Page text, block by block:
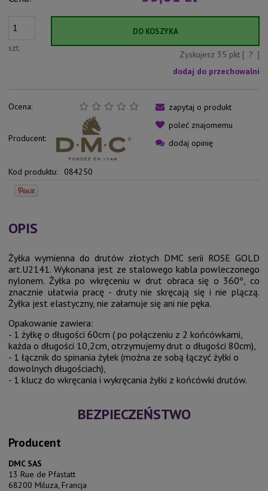
szt.
DO KOSZYKA
Zyskujesz 35 pkt [ ? ]
dodaj do przechowalni
Ocena:
Producent:
Kod produktu: 084250
zapytaj o produkt
poleć znajomemu
dodaj opinię
OPIS
Żyłka wymienna do drutów złotych DMC serii ROSE GOLD
art.U2141. Wykonana jest ze stalowego kabla powleczonego
nylonem. Żyłka po wkręceniu w drut obraca się o 360º, co
znacznie ułatwia pracę - druty nie skręcają się i nie plączą.
Żyłka jest elastyczny, nie załamuje się ani nie pęka.
Opakowanie zawiera:
- 1 żyłkę o długości 60cm ( po połączeniu z 2 końcówkami,
każda o długości 10,2cm, otrzymujemy drut o długości 80cm),
- 1 łącznik do spinania żyłek (można ze sobą łączyć żyłki o
dowolnych długościach),
- 1 klucz do wkręcania i wykręcania żyłki z końcówki drutów.
BEZPIECZEŃSTWO
Producent
DMC SAS
13 Rue de Pfastatt
68200 Miluza, Francja